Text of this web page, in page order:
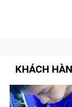
KHÁCH